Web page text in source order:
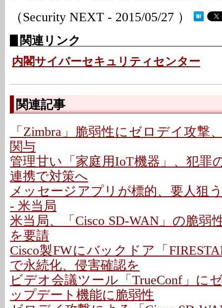
（Security NEXT - 2015/05/27 ）
関連リンク
内閣サイバーセキュリティセンター
関連記事
「Zimbra」脆弱性にゼロデイ攻撃
関与
管理甘い「家庭用IoT機器」、犯罪
連携で対策へ
メッセージアプリが標的、要人狙
- 米当局
米当局、「Cisco SD-WAN」の脆弱
を要請
Cisco製FWにバックドア「
で永続化、侵害確認を
ビデオ会議ツール「TrueConf」に
ップデート機能に脆弱性